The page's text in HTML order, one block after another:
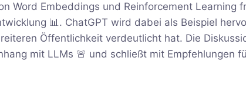
Word Embeddings und Reinforcement Learning
📊. ChatGPT wird dabei als Beispiel
Öffentlichkeit verdeutlicht hat. Die
mit LLMs 🚨 und schließt mit Empfehlungen